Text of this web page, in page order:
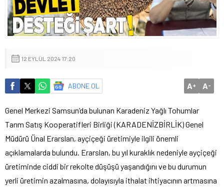
12 EYLÜL 2024 17:20
ABONE OL A+ A-
Genel Merkezi Samsun’da bulunan Karadeniz Yağlı Tohumlar
Tarım Satış Kooperatifleri Birliği (KARADENİZBİRLİK) Genel
Müdürü Ünal Erarslan, ayçiçeği üretimiyle ilgili önemli
açıklamalarda bulundu. Erarslan, bu yıl kuraklık nedeniyle ayçiçeği
üretiminde ciddi bir rekolte düşüşü yaşandığını ve bu durumun
yerli üretimin azalmasına, dolayısıyla ithalat ihtiyacının artmasına